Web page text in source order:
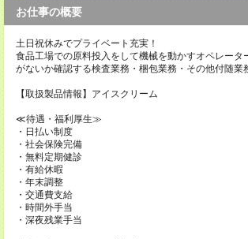
お仕事の概要
土日祝休みでプライベート充実！
食品工場での原料投入をして機械を動かすオペレータ
がないか確認する検査業務・梱包業務・その他付随業
【取扱製品情報】アイスクリーム
≪待遇・福利厚生≫
・日払い制度
・社会保険完備
・無料定期健診
・有給休暇
・年末調整
・交通費支給
・時間外手当
・深夜残業手当